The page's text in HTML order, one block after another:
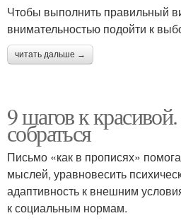
Чтобы выполнить правильный
внимательностью подойти к
читать дальше →
9 шагов к
собраться
Письмо «как в прописях»
мыслей, уравновесить
адаптивность к внешним
к социальным нормам.